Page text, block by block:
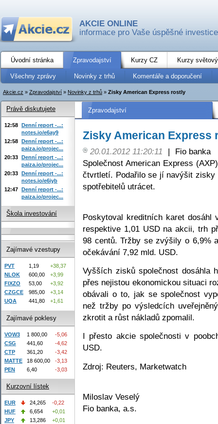
AKCIE ONLINE
informace pro Vaše úspěšné investice
Úvodní stránka Zpravodajství Kurzy CZ Kurzy
Všechny zprávy Novinky z trhů Komentáře a doporučení
Akcie.cz » Zpravodajství » Novinky z trhů » Zisky American Express rostly
Zpravodajství
Zisky American Express
20.01.2012 11:20:11 |
Fio banka
Společnost American Express
čtvrtletí. Podařilo se jí navýšit
spotřebitelů utrácet.
Poskytoval kreditních karet
respektive 1,01 USD na akcii, trh
98 centů. Tržby se zvýšily o 6,9%
očekávání 7,92 mld. USD.
Vyšších zisků společnost dosáhla
přes nejistou ekonomickou situaci
obávali o to, jak se společnost
než tržby po výsledcích
zkrotit a růst nákladů zpomalil.
I přesto akcie společnosti v
USD.
Zdroj: Reuters, Marketwatch
Miloslav Veselý
Fio banka, a.s.
Právě diskutujete
12:58 Denní report -...:
notes.io/e6ay9
12:58 Denní report -...:
paiza.io/projec...
20:33 Denní report -...:
paiza.io/projec...
20:33 Denní report -...:
notes.io/e6iyb
12:47 Denní report -...:
paiza.io/projec...
Škola investování
Zajímavé vzestupy
PVT 1,19
+38,37
NLOK
600,00
+3,99
FIXZO
53,00
+3,92
CZGCE
985,00
+3,14
UQA
441,80 +1,61
Zajímavé poklesy
VOW3 1 800,00
-5,06
CSG
441,60
-4,62
CTP
361,20
-3,42
MATTE
18 600,00
-3,13
PEN
6,40 -3,03
Kurzovní lístek
EUR 24,265
-0,22
HUF
6,654
+0,01
JPY
13,286
+0,01